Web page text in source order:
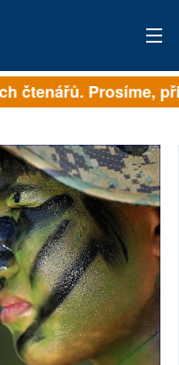
čtenářů. Prosíme,